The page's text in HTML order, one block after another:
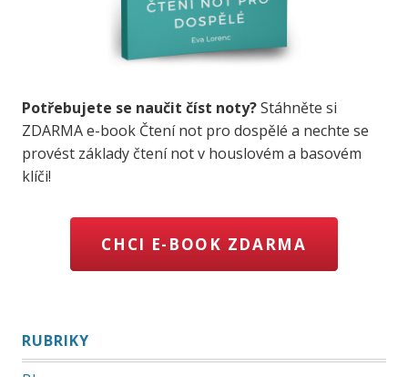
Potřebujete se naučit číst noty?Stáhněte si
ZDARMA e-book Čtení not pro dospělé a nechte se
provést základy čtení not v houslovém a basovém
klíči!
CHCI E-BOOK ZDARMA
RUBRIKY